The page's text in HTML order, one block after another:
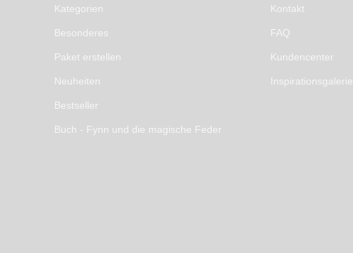
Kategorien
Besonderes
Paket erstellen
Neuheiten
Bestseller
Buch - Fynn und die magische Feder
Kontakt
FAQ
Kundencenter
Inspirationsgalerie